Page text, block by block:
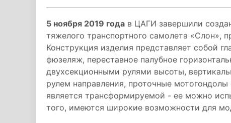
5 ноября 2019 года в ЦАГИ завершили
тяжелого транспортного самолета «Слон»,
Конструкция изделия представляет собой
фюзеляж, переставное палубное
двухсекционными рулями высоты,
рулем направления, проточные
является трансформируемой - ее можно
того, имеются широкие возможности для